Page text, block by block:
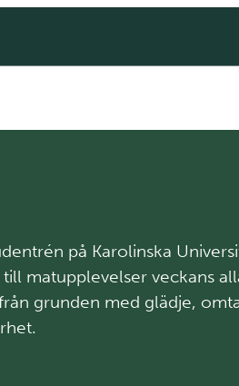
på Karolinska
matupplevelser veckans
grunden med glädje,